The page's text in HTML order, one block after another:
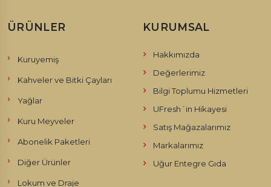
ÜRÜNLER
Kuruyemiş
Kahveler ve Bitki Çayları
Yağlar
Kuru Meyveler
Abonelik Paketleri
Diğer Ürünler
Lokum ve Draje
KURUMSAL
Hakkımızda
Değerlerimiz
Bilgi Toplumu Hizmetleri
UFresh´in Hikayesi
Satış Mağazalarımız
Markalarımız
Uğur Entegre Gıda